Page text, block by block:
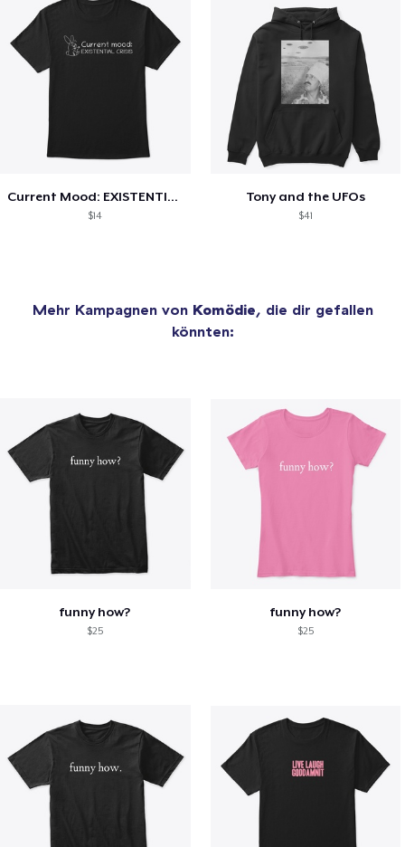
Current Mood: EXISTENTIAL CRISIS
$14
Tony and the UFOs
$41
Mehr Kampagnen von Komödie, die dir gefallen
könnten:
funny how?
$25
funny how?
$25